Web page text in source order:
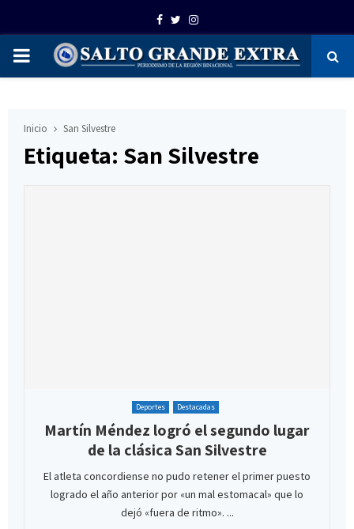
Facebook
TwitterInstagram
PRIMARY
Inicio San Silvestre
Etiqueta: San Silvestre
Deportes Destacadas
Martín Méndez logró el segundo lugar
de la clásica San Silvestre
El atleta concordiense no pudo retener el primer puesto
logrado el año anterior por «un mal estomacal» que lo
dejó «fuera de ritmo». ...